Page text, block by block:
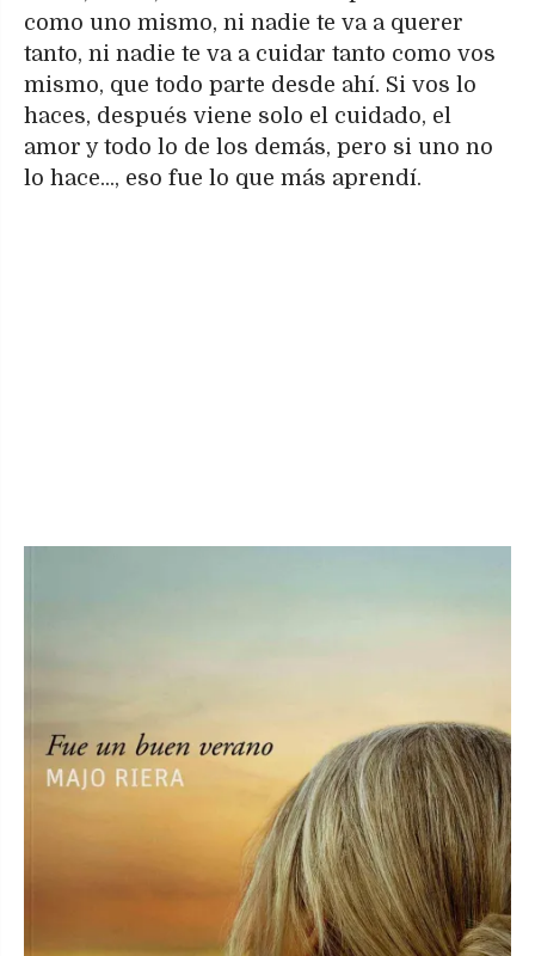
como uno mismo, ni nadie te va a querer
tanto, ni nadie te va a cuidar tanto como vos
mismo, que todo parte desde ahí. Si vos lo
haces, después viene solo el cuidado, el
amor y todo lo de los demás, pero si uno no
lo hace..., eso fue lo que más aprendí.